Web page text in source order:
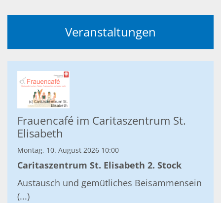
Veranstaltungen
(c) Caritaszentrum St.
Elisabeth
Frauencafé im Caritaszentrum St.
Elisabeth
Montag, 10. August 2026 10:00
Caritaszentrum St. Elisabeth 2. Stock
Austausch und gemütliches Beisammensein
(...)